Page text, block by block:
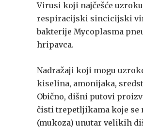
Virusi koji najčešće
respiracijski sincicijski
bakterije Mycoplasma
hripavca.
Nadražaji koji mogu
kiselina, amonijaka,
Obično, dišni putovi
čisti trepetljikama koje se
(mukoza) unutar velikih